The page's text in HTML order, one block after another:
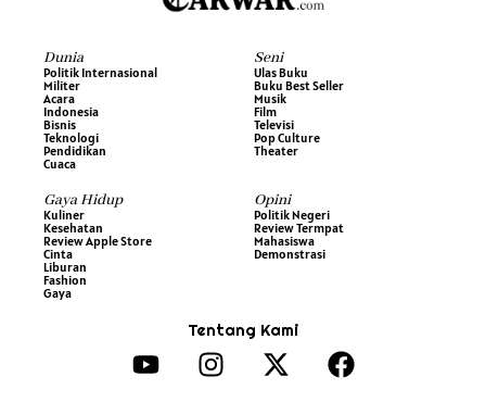
Dunia
Politik Internasional
Militer
Acara
Indonesia
Bisnis
Teknologi
Pendidikan
Cuaca
Seni
Ulas Buku
Buku Best Seller
Musik
Film
Televisi
Pop Culture
Theater
Gaya Hidup
Kuliner
Kesehatan
Review Apple Store
Cinta
Liburan
Fashion
Gaya
Opini
Politik Negeri
Review Termpat
Mahasiswa
Demonstrasi
Tentang Kami